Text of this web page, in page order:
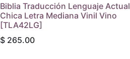
Biblia Traducción Lenguaje Actual
Chica Letra Mediana Vinil Vino
[TLA42LG]
$ 265.00